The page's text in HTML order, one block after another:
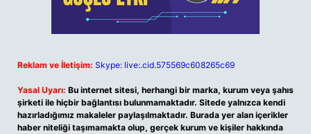
Reklam ve İletişim: Skype: live:.cid.575569c608265c69
Yasal Uyarı: Bu internet sitesi, herhangi bir marka, kurum veya şahıs
şirketi ile hiçbir bağlantısı bulunmamaktadır. Sitede yalnızca kendi
hazırladığımız makaleler paylaşılmaktadır. Burada yer alan içerikler
haber niteliği taşımamakta olup, gerçek kurum ve kişiler hakkında